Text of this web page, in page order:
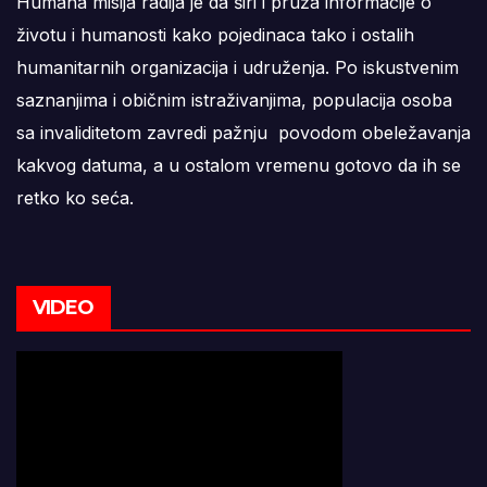
životu i humanosti kako pojedinaca tako i ostalih
humanitarnih organizacija i udruženja. Po iskustvenim
saznanjima i običnim istraživanjima, populacija osoba
sa invaliditetom zavredi pažnju povodom obeležavanja
kakvog datuma, a u ostalom vremenu gotovo da ih se
retko ko seća.
VIDEO